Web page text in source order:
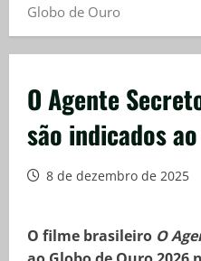
Globo de Ouro
O Agente
são indicados
8 de dezembro de 2025
O filme brasileiro O